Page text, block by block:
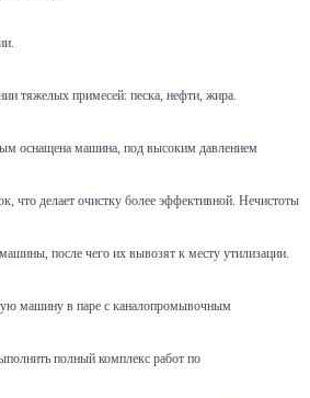
тяжелых примесей: песка, нефти, жира.
оснащена машина, под высоким давлением
что делает очистку более эффективной. Нечистоты
после чего их вывозят к месту утилизации.
машину в паре с каналопромывочным
полный комплекс работ по